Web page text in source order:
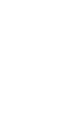
紹介し
kuruhar
ますhttps://